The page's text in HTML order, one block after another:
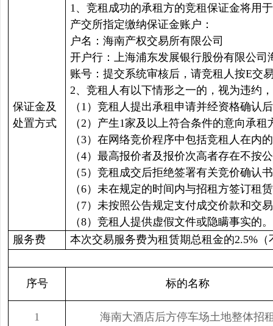
保证金及
处置方式
1、竞租成功的承租方的竞租保证金将用
产交所指定缴纳保证金账户：
户名：海南产权交易所有限公司
开户行：上海浦东发展银行股份有限公司
账号：提交系统审核后，请竞租人按E交
2、竞租人有以下情形之一的，视为违约
（1）竞租人提出承租申请并经资格确认
（2）产生1家及以上符合条件的意向承
（3）在网络竞价程序中包括竞租人在内
（4）最高报价者及报价次高者存在不按
（5）竞租成交后拒绝签署有关竞价确认
（6）未在规定的时间内与招租方签订租
（7）未按照公告规定支付成交价款和交
（8）竞租人提供虚假文件或隐瞒事实的。
服务费
本次交易服务费为租赁期总租金的2.5%
序号 标的名称
1 海南大酒店后方停车场土地整体招